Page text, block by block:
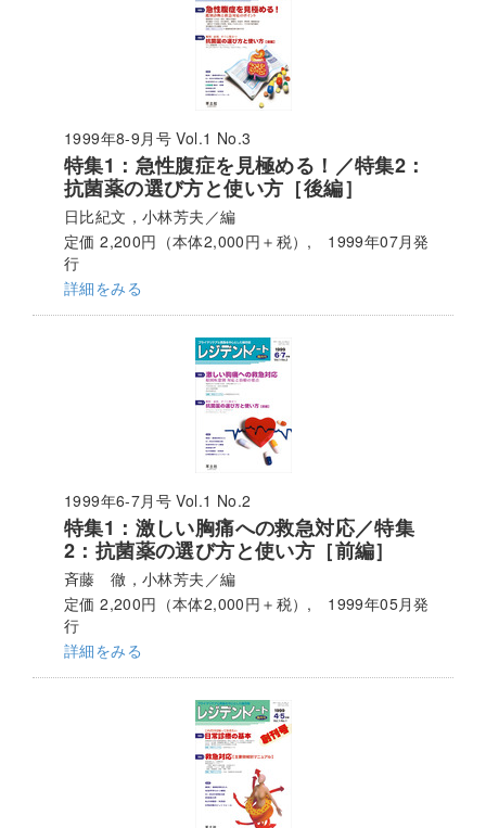
1999年8-9月号 Vol.1 No.3
特集1：急性腹症を見極める！／特集2：
抗菌薬の選び方と使い方［後編］
日比紀文，小林芳夫／編
定価 2,200円（本体2,000円＋税）, 1999年07月発
行
詳細をみる
1999年6-7月号 Vol.1 No.2
特集1：激しい胸痛への救急対応／特集
2：抗菌薬の選び方と使い方［前編］
斉藤 徹，小林芳夫／編
定価 2,200円（本体2,000円＋税）, 1999年05月発
行
詳細をみる